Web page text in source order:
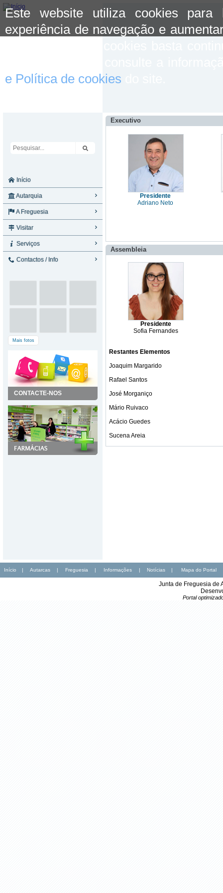
Este website utiliza cookies para
experiência de navegação e
e Política de cookies
Início
Autarquia
A Freguesia
Visitar
Serviços
Contactos / Info
Mais fotos
CONTACTE-NOS
Executivo
Presidente
Adriano Neto
Assembleia
Presidente
Sofia Fernandes
Restantes Elementos
Joaquim Margarido
Rafael Santos
José Morganiço
Mário Ruivaco
Acácio Guedes
Sucena Areia
Início | Autarcas | Freguesia | Informações | Notícias | Mapa do Portal
Junta de Freguesia de
Portal